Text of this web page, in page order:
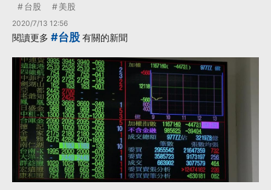
台股 美股
2020/7/13 12:56
閱讀更多 #台股 有關的新聞